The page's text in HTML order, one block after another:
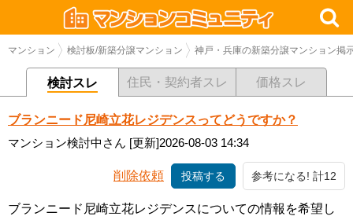
マンション 検討板/新築分譲マンション 神戸・兵庫の新築分譲マンション掲
検討スレ 住民・契約者スレ 価格スレ
ブランニード尼崎立花レジデンスってどうですか？
マンション検討中さん [更新]2026-08-03 14:34
削除依頼 投稿する 参考になる! 計12
ブランニード尼崎立花レジデンスについての情報を希望し